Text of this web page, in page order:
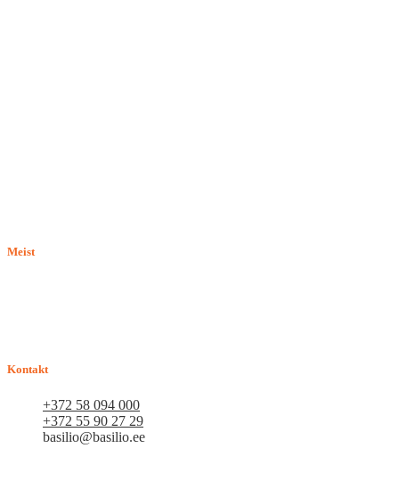
Meist
Kontakt
+372 58 094 000
+372 55 90 27 29
basilio@basilio.ee